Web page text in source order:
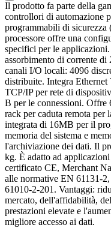
Il prodotto fa parte della
controllori di automazione
programmabili di
processore offre una
specifici per le
assorbimento di corrente
canali I/O locali: 4096
distribuite. Integra
TCP/IP per rete di
B per le connessioni.
rack per caduta remota
integrata di 16MB per il
memoria del sistema e
l'archiviazione dei dati. Il
kg. È adatto ad
certificato CE, Merchant
alle normative EN 61131-
61010-2-201. Vantaggi:
mercato, dell'affidabilità,
prestazioni elevate e
migliore accesso ai dati.